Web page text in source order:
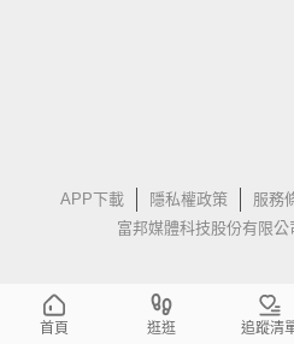
APP下載 隱私權政策 服務
富邦媒體科技股份有限
首頁 逛逛 追蹤清